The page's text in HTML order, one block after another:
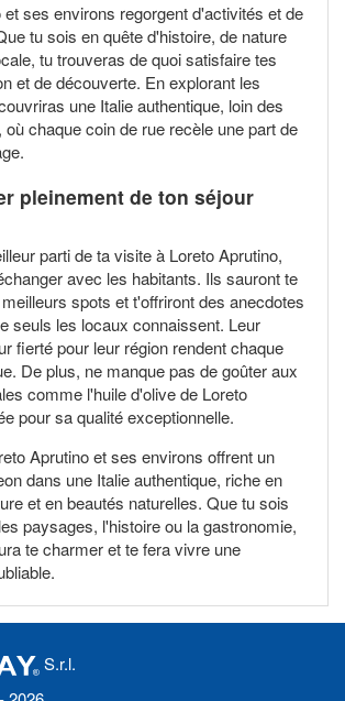
et ses environs regorgent d'activités et de
tu sois en quête d'histoire, de nature
tu trouveras de quoi satisfaire tes
et de découverte. En explorant les
une Italie authentique, loin des
chaque coin de rue recèle une part de
pleinement de ton séjour
parti de ta visite à Loreto Aprutino,
avec les habitants. Ils sauront te
spots et t'offriront des anecdotes
seuls les locaux connaissent. Leur
fierté pour leur région rendent chaque
De plus, ne manque pas de goûter aux
comme l'huile d'olive de Loreto
pour sa qualité exceptionnelle.
Aprutino et ses environs offrent un
dans une Italie authentique, riche en
et en beautés naturelles. Que tu sois
paysages, l'histoire ou la gastronomie,
te charmer et te fera vivre une
S.r.l.